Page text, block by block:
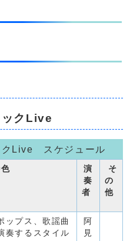
クLive
クLive スケジュール
演
奏
者
そ
の
他
ップス、歌謡曲
奏するスタイル
阿
見